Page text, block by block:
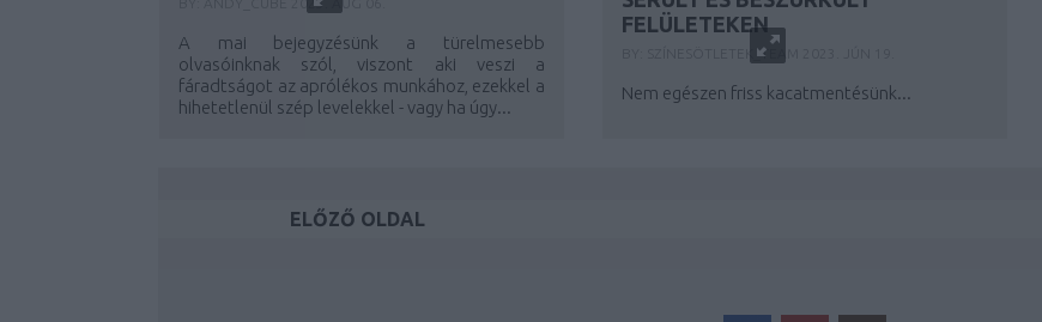
A mai bejegyzésünk a türelmesebb
olvasóinknak szól, viszont aki veszi a
fáradtságot az aprólékos munkához, ezekkel a
hihetetlenül szép levelekkel - vagy ha úgy...
FELÜLETEKEN
SZÍNESÖTLETEK_TEAM
Nem egészen friss kacatmentésünk...
ELŐZŐ OLDAL